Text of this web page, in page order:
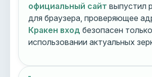
официальный сайт выпустил
для браузера, проверяющее
Кракен вход безопасен
использовании актуальных